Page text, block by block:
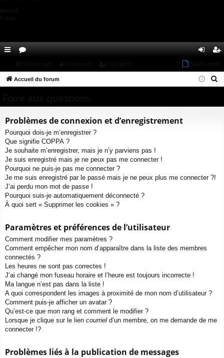
co
s
u ne cri
Accueil du forum
Problèmes de connexion et d’enregistrement
Pourquoi dois-je m’enregistrer ?
Que signifie COPPA ?
Je souhaite m’enregistrer, mais je n’y parviens pas !
Je suis enregistré mais je ne peux pas me connecter !
Pourquoi ne puis-je pas me connecter ?
Je me suis enregistré par le passé mais je ne peux plus me connecter ?!
J’ai perdu mon mot de passe !
Pourquoi suis-je automatiquement déconnecté ?
À quoi sert « Supprimer les cookies » ?
Paramètres et préférences de l’utilisateur
Comment modifier mes paramètres ?
Comment empêcher mon nom d’apparaître dans la liste des membres
connectés ?
Les heures ne sont pas correctes !
J’ai changé mon fuseau horaire et l’heure est toujours incorrecte !
Ma langue n’est pas dans la liste !
A quoi correspondent les images à proximité de mon nom d’utilisateur ?
Comment puis-je afficher un avatar ?
Qu’est-ce que mon rang et comment le modifier ?
Lorsque je clique sur le lien courriel d’un membre, on me demande de me
connecter !?
Problèmes liés à la publication de messages